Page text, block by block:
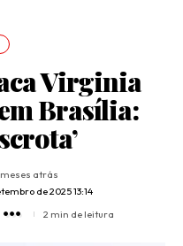
Virginia
Brasília:
de 2025 13:14
meses atrás
2 min de leitura